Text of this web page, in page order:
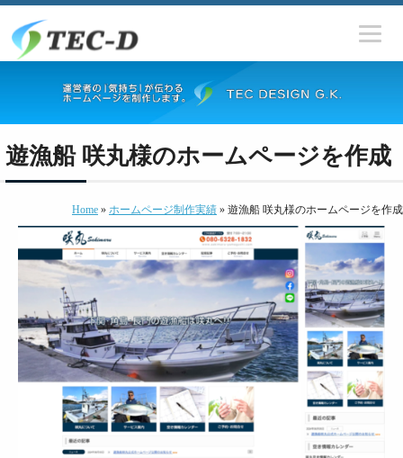
遊漁船 咲丸様のホームページを作成
Home » ホームページ制作実績 » 遊漁船 咲丸様のホームページを作成